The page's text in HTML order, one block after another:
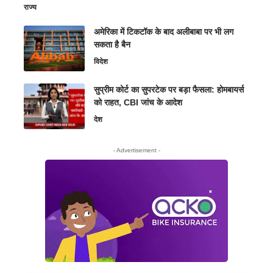
राज्य
अमेरिका में टिकटॉक के बाद अलीबाबा पर भी लग
सकता है बैन
विदेश
सुप्रीम कोर्ट का सुपरटेक पर बड़ा फैसला: होमबायर्स
को राहत, CBI जांच के आदेश
देश
- Advertisement -